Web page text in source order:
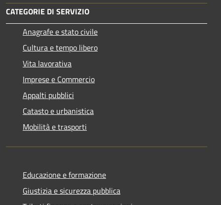
CATEGORIE DI SERVIZIO
Anagrafe e stato civile
Cultura e tempo libero
Vita lavorativa
Imprese e Commercio
Appalti pubblici
Catasto e urbanistica
Mobilità e trasporti
Educazione e formazione
Giustizia e sicurezza pubblica